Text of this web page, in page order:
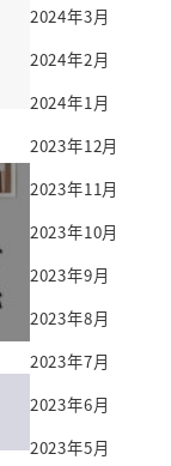
2024年3月
2024年2月
2024年1月
2023年12月
2023年11月
2023年10月
2023年9月
2023年8月
2023年7月
2023年6月
2023年5月